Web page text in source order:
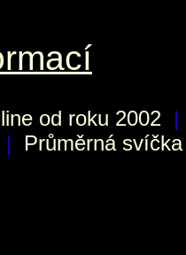
od roku 2002 |
| Průměrná